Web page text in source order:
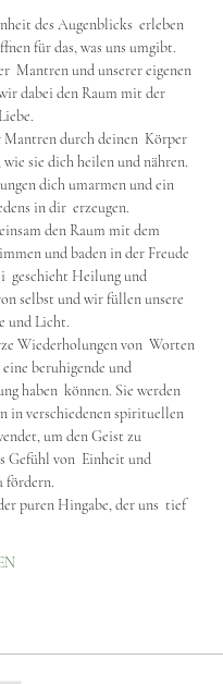
des Augenblicks  erleben
für das, was uns umgibt.
Mantren und unserer eigenen
dabei den Raum mit der
Mantren durch deinen  Körper
sie dich heilen und nähren.
dich umarmen und ein
in dir  erzeugen.
den Raum mit dem
und baden in der Freude
geschieht Heilung und
selbst und wir füllen unsere
und Licht.
Wiederholungen von  Worten
beruhigende und
haben  können. Sie werden
in verschiedenen spirituellen
um den Geist zu
Gefühl von  Einheit und
fördern.
puren Hingabe, der uns  tief